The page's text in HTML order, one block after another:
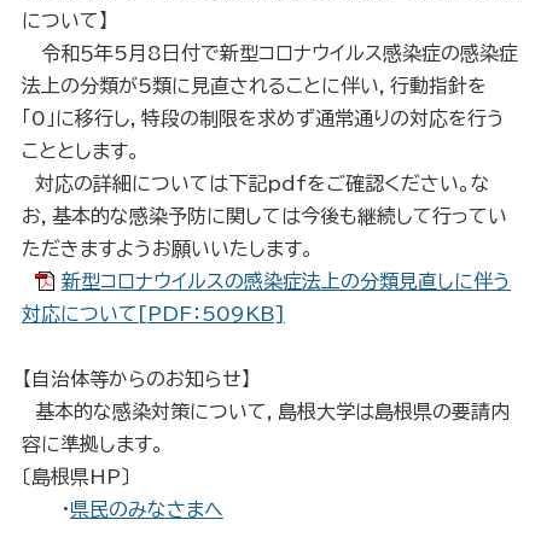
について】
令和５年5月8日付で新型コロナウイルス感染症の感染症
法上の分類が5類に見直されることに伴い，行動指針を
「0」に移行し，特段の制限を求めず通常通りの対応を行う
こととします。
対応の詳細については下記pdfをご確認ください。な
お，基本的な感染予防に関しては今後も継続して行ってい
ただきますようお願いいたします。
新型コロナウイルスの感染症法上の分類見直しに伴う
対応について[PDF：509KB]
【自治体等からのお知らせ】
基本的な感染対策について，島根大学は島根県の要請内
容に準拠します。
〔島根県HP〕
・県民のみなさまへ